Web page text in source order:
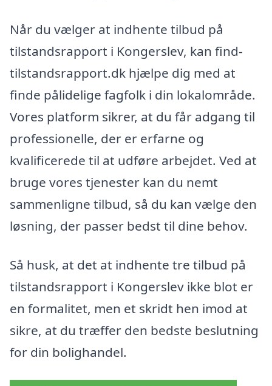
Når du vælger at indhente tilbud på
tilstandsrapport i Kongerslev, kan find-
tilstandsrapport.dk hjælpe dig med at
finde pålidelige fagfolk i din lokalområde.
Vores platform sikrer, at du får adgang til
professionelle, der er erfarne og
kvalificerede til at udføre arbejdet. Ved at
bruge vores tjenester kan du nemt
sammenligne tilbud, så du kan vælge den
løsning, der passer bedst til dine behov.
Så husk, at det at indhente tre tilbud på
tilstandsrapport i Kongerslev ikke blot er
en formalitet, men et skridt hen imod at
sikre, at du træffer den bedste beslutning
for din bolighandel.